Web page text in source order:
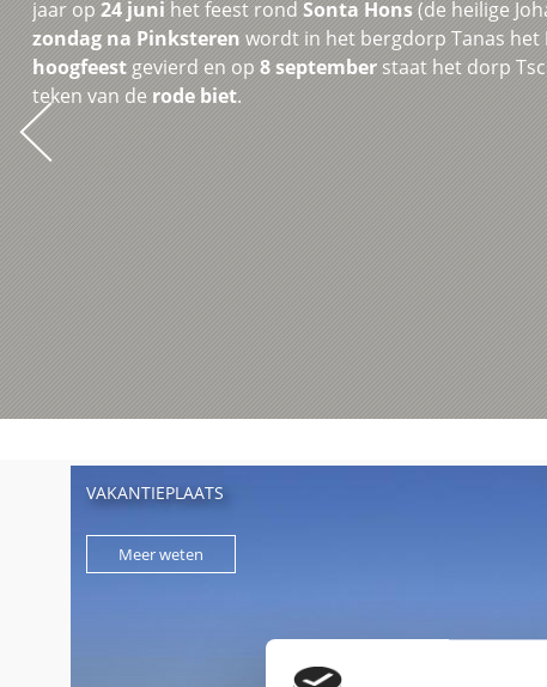
jaar op 24 juni het feest rond Sonta Hons(de heilige
zondag na Pinksteren wordt in het bergdorp Tanas het
hoogfeestgevierd en op 8 septemberstaat het dorp
teken van de rode biet.
VAKANTIEPLAATS
Meer weten